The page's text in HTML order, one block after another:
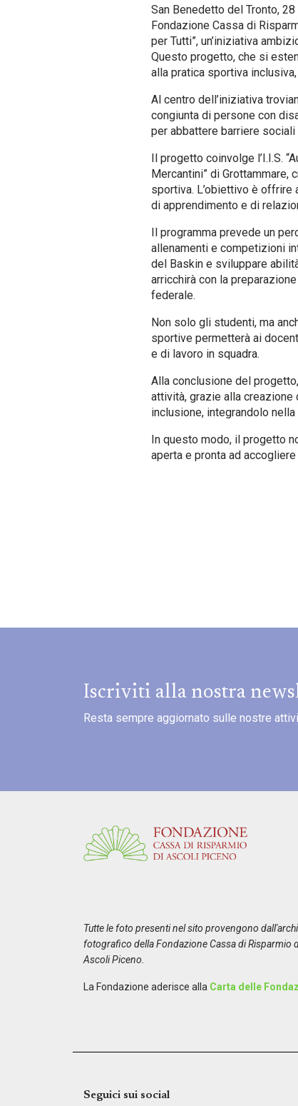
San Benedetto del Tronto,
Fondazione Cassa di
per Tutti”, un’iniziativa
Questo progetto, che si
alla pratica sportiva
Al centro dell’iniziativa
congiunta di persone con
per abbattere barriere
Il progetto coinvolge l’I.I.S.
Mercantini” di Grottammare,
sportiva. L’obiettivo è offrire
di apprendimento e di
Il programma prevede un
allenamenti e competizioni
del Baskin e sviluppare
arricchirà con la
federale.
Non solo gli studenti, ma
sportive permetterà ai
e di lavoro in squadra.
Alla conclusione del
attività, grazie alla creazione
inclusione, integrandolo
In questo modo, il progetto
aperta e pronta ad
Iscriviti alla nostra
Resta sempre aggiornato sulle nostre
Tutte le foto presenti nel sito provengono
fotografico della Fondazione Cassa di Risparmio
Ascoli Piceno.
La Fondazione aderisce alla Carta delle
Seguici sui social